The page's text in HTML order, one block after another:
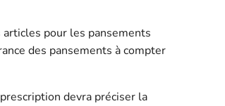
pour les pansements
des pansements à compter
devra préciser la